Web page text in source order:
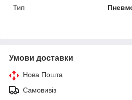
Тип
Умови доставки
Нова Пошта
Самовивіз